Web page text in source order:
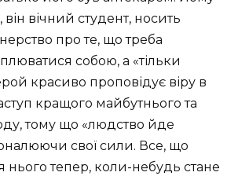
він вічний студент, носить
про те, що треба
собою, а «тільки
красиво проповідує віру в
кращого майбутнього та
тому що «людство йде
свої сили. Все, що
тепер, коли-небудь стане